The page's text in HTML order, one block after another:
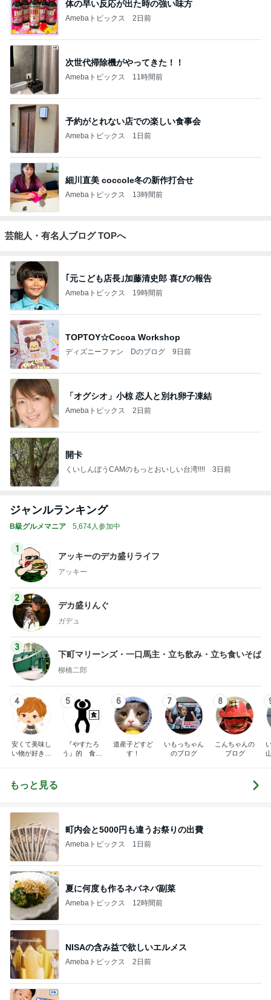
体の早い反応が出た時の強い味方
Amebaトピックス 2日前
次世代掃除機がやってきた！！
Amebaトピックス 11時間前
予約がとれない店での楽しい食事会
Amebaトピックス 1日前
細川直美 coccole冬の新作打合せ
Amebaトピックス 13時間前
芸能人・有名人ブログ TOPへ
｢元こども店長｣加藤清史郎 喜びの報告
Amebaトピックス 19時間前
TOPTOY☆Cocoa Workshop
ディズニーファン Dのブログ 9日前
「オグシオ」小椋 恋人と別れ卵子凍結
Amebaトピックス 2日前
開卡
くいしんぼうCAMのもっとおいしい台湾!!!! 3日前
ジャンルランキング
B級グルメマニア 5,674人参加中
1
アッキーのデカ盛りライフ
アッキー
2
デカ盛りんぐ
ガデュ
3
下町マリーンズ・一口馬主・立ち飲み・立ち食いそば
柳橋二郎
4
安くて美味し
い物が好き☆
5
『やすたろ
う』的 食の
6
道産子どすど
す！
7
いもっちゃん
のブログ
8
こんちゃんの
ブログ
もっと見る
町内会と5000円も違うお祭りの出費
Amebaトピックス 1日前
夏に何度も作るネバネバ副菜
Amebaトピックス 12時間前
NISAの含み益で欲しいエルメス
Amebaトピックス 2日前